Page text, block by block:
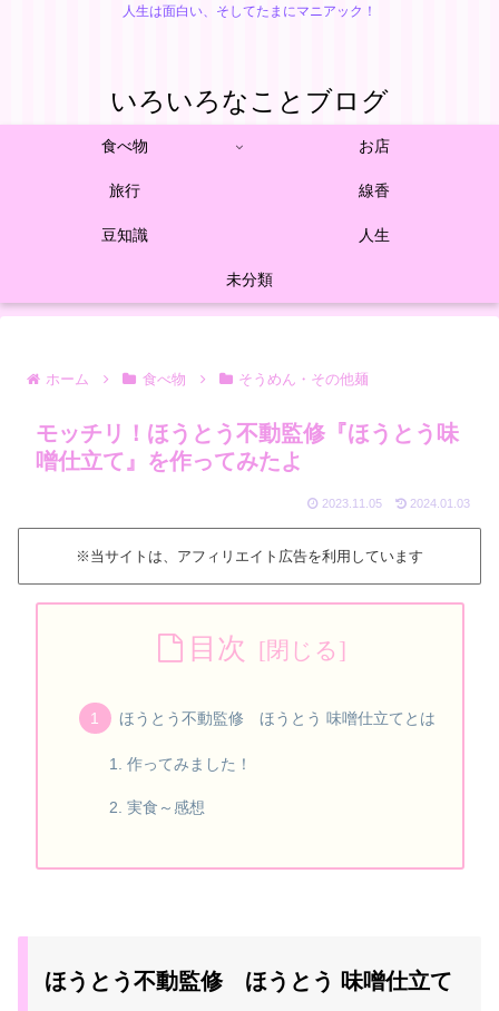
人生は面白い、そしてたまにマニアック！
いろいろなことブログ
食べ物 お店
旅行 線香
豆知識 人生
未分類
ホーム 食べ物 そうめん・その他麺
モッチリ！ほうとう不動監修『ほうとう味
噌仕立て』を作ってみたよ
2023.11.05 2024.01.03
※当サイトは、アフィリエイト広告を利用しています
目次
ほうとう不動監修 ほうとう 味噌仕立てとは
作ってみました！
実食～感想
ほうとう不動監修 ほうとう 味噌仕立て